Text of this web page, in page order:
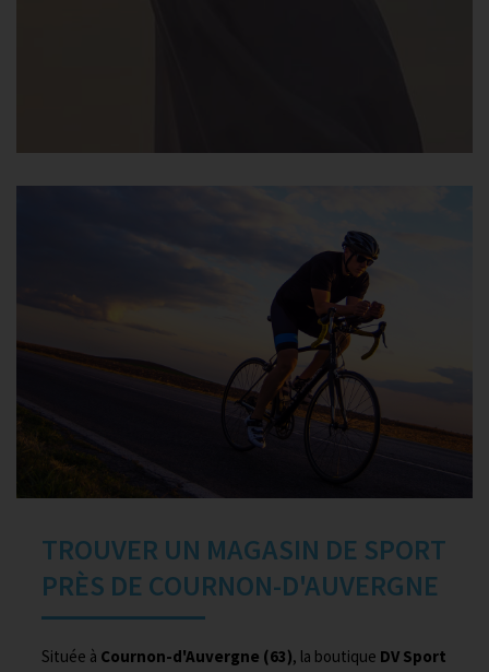
TROUVER UN MAGASIN DE SPORT
PRÈS DE COURNON-D'AUVERGNE
Située à Cournon-d'Auvergne (63), la boutique DV Sport